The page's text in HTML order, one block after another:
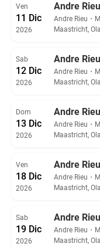
Ven
11 Dic
2026
Andre
Andre Rieu ・
Maastricht,
Sab
12 Dic
2026
Andre
Andre Rieu ・
Maastricht,
Dom
13 Dic
2026
Andre
Andre Rieu ・
Maastricht,
Ven
18 Dic
2026
Andre
Andre Rieu ・
Maastricht,
Sab
19 Dic
2026
Andre
Andre Rieu ・
Maastricht,